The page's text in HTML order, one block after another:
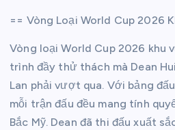
== Vòng Loại World Cup 2026
Vòng loại World Cup 2026 khu
trình đầy thử thách mà Dean
Lan phải vượt qua. Với bảng
mỗi trận đấu đều mang tính
Bắc Mỹ. Dean đã thi đấu xuất